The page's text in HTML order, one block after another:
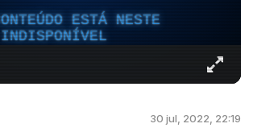
ESTÁ NESTE
INDISPONÍVEL
30 jul, 2022, 22:19